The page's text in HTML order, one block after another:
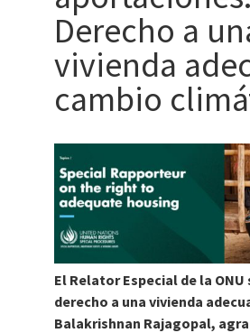
Derecho a
vivienda
cambio
El Relator Especial de la ONU
derecho a una vivienda
Balakrishnan Rajagopal,